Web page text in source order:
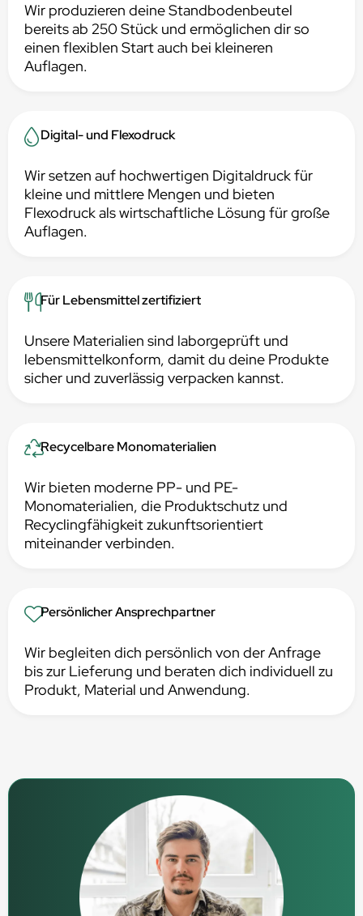
Wir produzieren deine Standbodenbeutel
bereits ab 250 Stück und ermöglichen dir so
einen flexiblen Start auch bei kleineren
Auflagen.
Digital- und Flexodruck
Wir setzen auf hochwertigen Digitaldruck für
kleine und mittlere Mengen und bieten
Flexodruck als wirtschaftliche Lösung für große
Auflagen.
Für Lebensmittel zertifiziert
Unsere Materialien sind laborgeprüft und
lebensmittelkonform, damit du deine Produkte
sicher und zuverlässig verpacken kannst.
Recycelbare Monomaterialien
Wir bieten moderne PP- und PE-
Monomaterialien, die Produktschutz und
Recyclingfähigkeit zukunftsorientiert
miteinander verbinden.
Persönlicher Ansprechpartner
Wir begleiten dich persönlich von der Anfrage
bis zur Lieferung und beraten dich individuell zu
Produkt, Material und Anwendung.